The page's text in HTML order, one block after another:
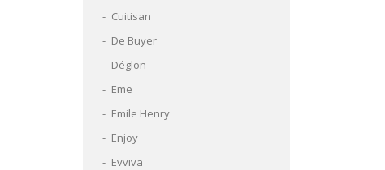
Cuitisan
De Buyer
Déglon
Eme
Emile Henry
Enjoy
Evviva